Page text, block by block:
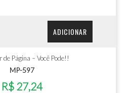
ADICIONAR
de Página – Você Pode!!
MP-597
R$ 27,24